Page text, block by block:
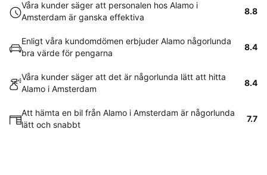
Våra kunder säger att personalen hos Alamo i
Amsterdam är ganska effektiva
8.8
Enligt våra kundomdömen erbjuder Alamo någorlunda
bra värde för pengarna
8.4
Våra kunder säger att det är någorlunda lätt att hitta
Alamo i Amsterdam
8.4
Att hämta en bil från Alamo i Amsterdam är någorlunda
lätt och snabbt
7.7